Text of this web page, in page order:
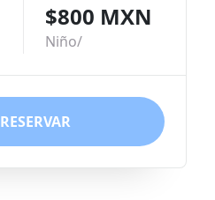
$800 MXN
Niño/
RESERVAR